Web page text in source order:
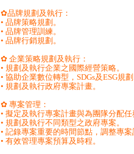
✿品牌規劃及執行：
• 品牌策略規劃。
• 品牌管理訓練。
• 品牌行銷規劃。
✿ 企業策略規劃及執行：
• 規劃及執行企業之國際經營策略。
• 協助企業數位轉型，SDGs及ESG規劃
• 規劃及執行政府專案計畫。
✿ 專案管理：
• 擬定及執行專案計畫與為團隊分配
• 規劃及執行不同類型之政府專案。
• 記錄專案重要的時間節點，調整專案
• 有效管理專案預算及時程。